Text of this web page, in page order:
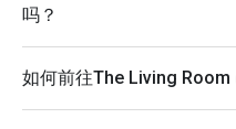
吗？
如何前往The Living Room